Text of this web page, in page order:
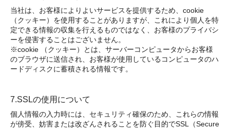
当社は、お客様によりよいサービスを提供するため、cookie
（クッキー）を使用することがありますが、これにより個人を特
定できる情報の収集を行えるものではなく、お客様のプライバシ
ーを侵害することはございません。
※cookie （クッキー）とは、サーバーコンピュータからお客様
のブラウザに送信され、お客様が使用しているコンピュータのハ
ードディスクに蓄積される情報です。
7.SSLの使用について
個人情報の入力時には、セキュリティ確保のため、これらの情報
が傍受、妨害または改ざんされることを防ぐ目的でSSL（Secure